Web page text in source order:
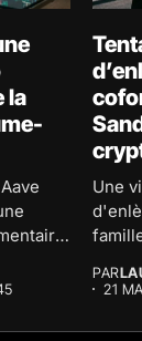
la
Une
PAR
21